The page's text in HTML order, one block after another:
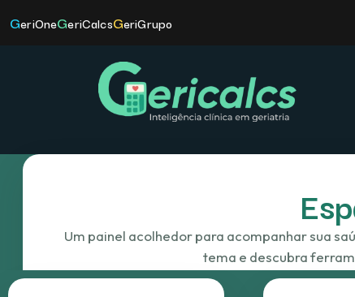
GeriOneGeriCalcsGeriGrupo
Um painel acolhedor para acompanhar sua
tema e descubra